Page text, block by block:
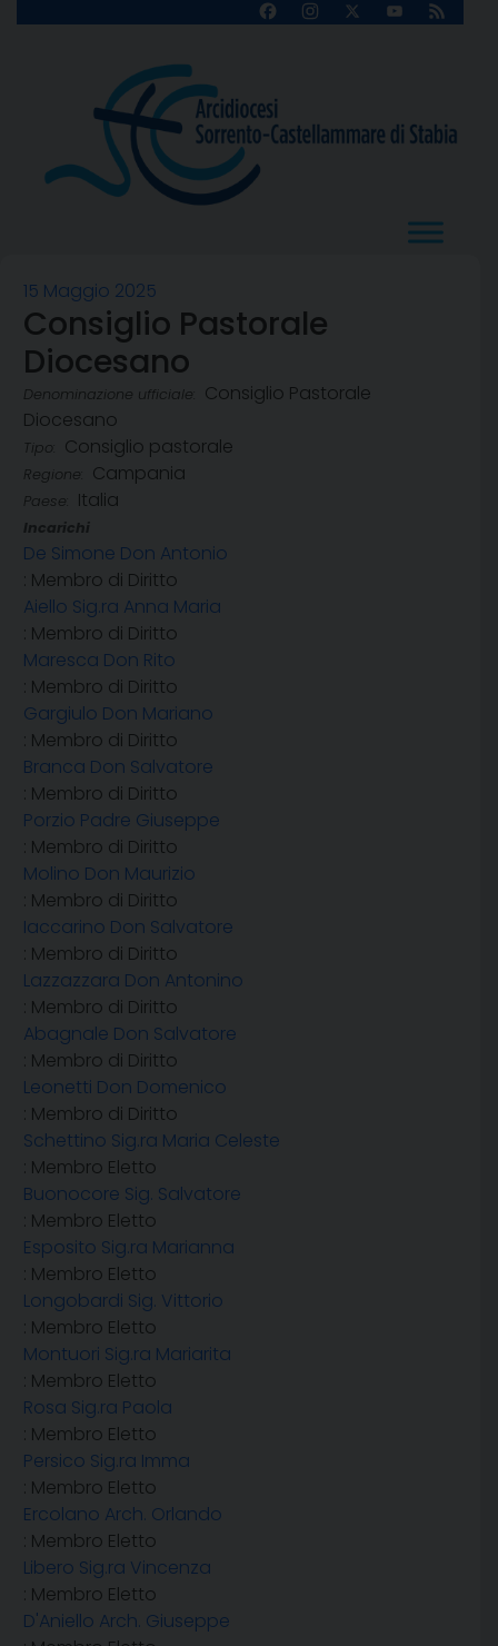
FacebookInstagram
X
YouTube
Feed
15 Maggio 2025
Consiglio Pastorale
Diocesano
Denominazione ufficiale:
Consiglio Pastorale
Diocesano
Tipo: Consiglio pastorale
Regione: Campania
Paese: Italia
Incarichi
De Simone Don Antonio
: Membro di Diritto
Aiello Sig.ra Anna Maria
: Membro di Diritto
Maresca Don Rito
: Membro di Diritto
Gargiulo Don Mariano
: Membro di Diritto
Branca Don Salvatore
: Membro di Diritto
Porzio Padre Giuseppe
: Membro di Diritto
Molino Don Maurizio
: Membro di Diritto
Iaccarino Don Salvatore
: Membro di Diritto
Lazzazzara Don Antonino
: Membro di Diritto
Abagnale Don Salvatore
: Membro di Diritto
Leonetti Don Domenico
: Membro di Diritto
Schettino Sig.ra Maria Celeste
: Membro Eletto
Buonocore Sig. Salvatore
: Membro Eletto
Esposito Sig.ra Marianna
: Membro Eletto
Longobardi Sig. Vittorio
: Membro Eletto
Montuori Sig.ra Mariarita
: Membro Eletto
Rosa Sig.ra Paola
: Membro Eletto
Persico Sig.ra Imma
: Membro Eletto
Ercolano Arch. Orlando
: Membro Eletto
Libero Sig.ra Vincenza
: Membro Eletto
D'Aniello Arch. Giuseppe